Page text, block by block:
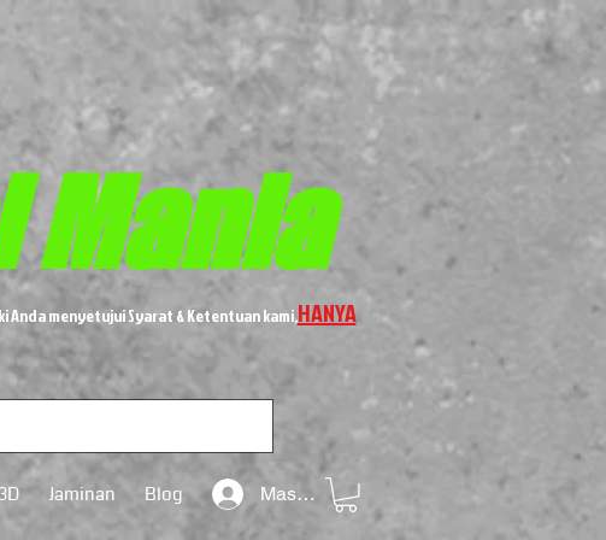
Mania
Anda menyetujui Syarat & Ketentuan kami,HANYA
Jaminan Blog Masuk